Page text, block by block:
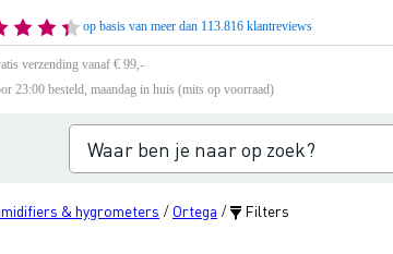
op basis van meer dan 113.816 klantreviews
verzending vanaf € 99,-
23:00 besteld, maandag in huis (mits op voorraad)
& hygrometers / Ortega / Filters